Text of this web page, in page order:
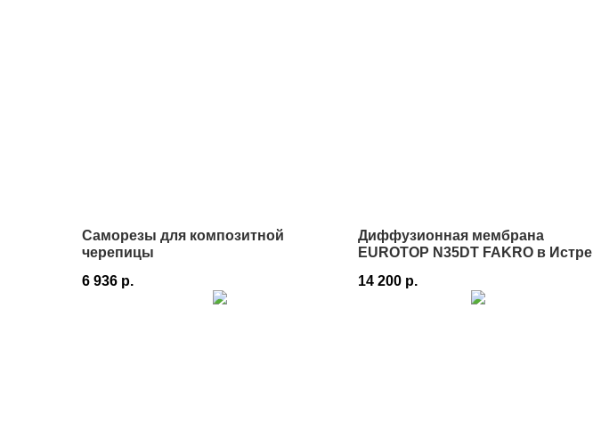
Саморезы для композитной
черепицы
6 936 р.
Диффузионная мембрана
EUROTOP N35DT FAKRO в Истре
14 200 р.